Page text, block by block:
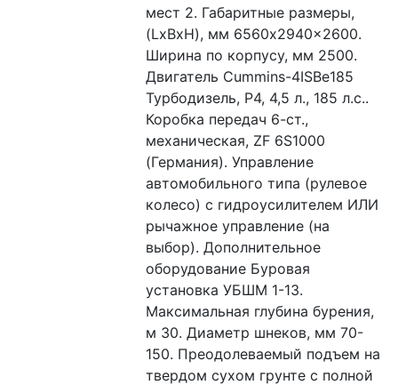
мест 2. Габаритные размеры,
(LxBxH), мм 6560x2940x2600.
Ширина по корпусу, мм 2500.
Двигатель Cummins-4ISBe185
Турбодизель, Р4, 4,5 л., 185 л.с..
Коробка передач 6-ст.,
механическая, ZF 6S1000
(Германия). Управление
автомобильного типа (рулевое
колесо) с гидроусилителем ИЛИ
рычажное управление (на
выбор). Дополнительное
оборудование Буровая
установка УБШМ 1-13.
Максимальная глубина бурения,
м 30. Диаметр шнеков, мм 70-
150. Преодолеваемый подъем на
твердом сухом грунте с полной